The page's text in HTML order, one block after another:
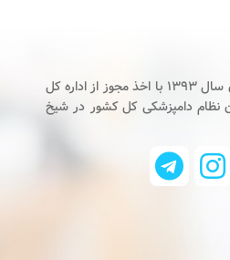
کلینیک سفید در آخرین روز آبان سال ۱۳۹۳ با اخذ مجوز از اداره کل
نظام دامپزشکی کل کشور در شیخ